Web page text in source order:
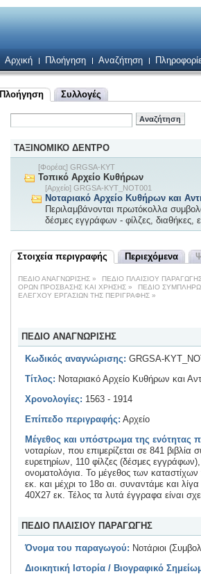
Αρχική Πλοήγηση Αναζήτηση
Πλοήγηση Συλλογές
ΤΑΞΙΝΟΜΙΚΟ ΔΕΝΤΡΟ
[Φορέας] GRGSA-KYT
Τοπικό Αρχείο Κυθήρων
[Αρχείο] GRGSA-KYT_NOT001
Νοταριακό Αρχείο Κυθήρων και
Περιλαμβάνονται πρωτόκολλα
δέσμες εγγράφων - φίλζες, διαθήκες,
Στοιχεία περιγραφής Περιεχόμενα
ΠΕΔΙΟ ΑΝΑΓΝΩΡΙΣΗΣ» ΠΕΔΙΟ ΠΛΑΙΣΙΟΥ
ΟΡΩΝ ΠΡΟΣΒΑΣΗΣ ΚΑΙ ΧΡΗΣΗΣ» ΠΕΔΙΟ
ΕΛΕΓΧΟΥ ΕΡΓΑΣΙΩΝ ΤΗΣ ΠΕΡΙΓΡΑΦΗΣ»
ΠΕΔΙΟ ΑΝΑΓΝΩΡΙΣΗΣ
Κωδικός αναγνώρισης: GRGSA-
Τίτλος: Νοταριακό Αρχείο Κυθήρων και
Χρονολογίες: 1563 - 1914
Επίπεδο περιγραφής: Αρχείο
Μέγεθος και υπόστρωμα της ενότητας
νοταρίων, που επιμερίζεται σε 841
ευρετηρίων, 110 φίλζες (δέσμες
ονοματολόγια. Το μέγεθος των καταστίχων
εκ. και μέχρι το 18ο αι. συναντάμε και
40Χ27 εκ. Τέλος τα λυτά έγγραφα είναι
ΠΕΔΙΟ ΠΛΑΙΣΙΟΥ ΠΑΡΑΓΩΓΗΣ
Όνομα του παραγωγού: Νοτάριοι
Διοικητική Ιστορία / Βιογραφικό